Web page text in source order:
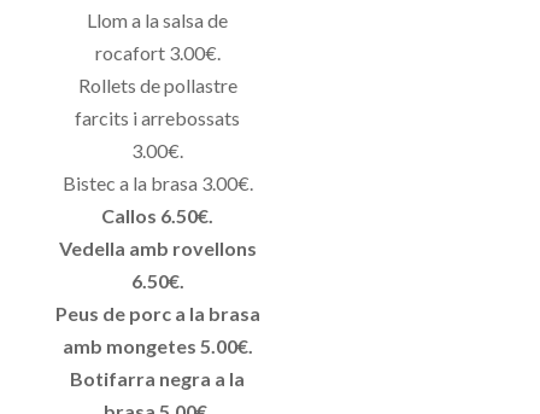
Llom a la salsa de
rocafort 3.00€.
Rollets de pollastre
farcits i arrebossats
3.00€.
Bistec a la brasa 3.00€.
Callos 6.50€.
Vedella amb rovellons
6.50€.
Peus de porc a la brasa
amb mongetes 5.00€.
Botifarra negra a la